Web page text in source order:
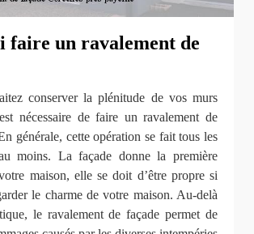
faire un ravalement de
conserver la plénitude de vos murs
nécessaire de faire un ravalement de
générale, cette opération se fait tous les
moins. La façade donne la première
maison, elle se doit d’être propre si
le charme de votre maison. Au-delà
le ravalement de façade permet de